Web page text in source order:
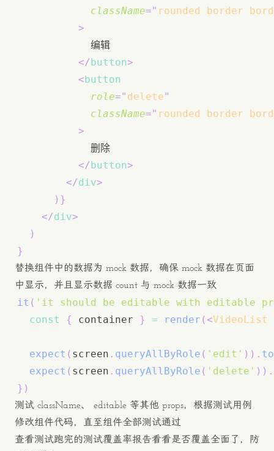
className=" rounded border
>
</button>
<button
role=" delete"
className=" rounded border
>
</button>
</div>
) }
</div>
)
}
替换组件中的数据为 mock 数据，确保 mock 数据在页面
中显示，并且显示数据 count 与 mock 数据一致
it ( 'it should be editable with editable
const
{ container } = render ( <VideoList
expect ( screen . queryAllByRole ( 'edit' ) ) .
expect ( screen . queryAllByRole ( 'delete' ) ) .
} )
测试 className、 editable 等其他 props，根据测试用例
修改组件代码，直至组件全部测试通过
查看测试跑完的测试覆盖率报告看看是否覆盖全面了，防